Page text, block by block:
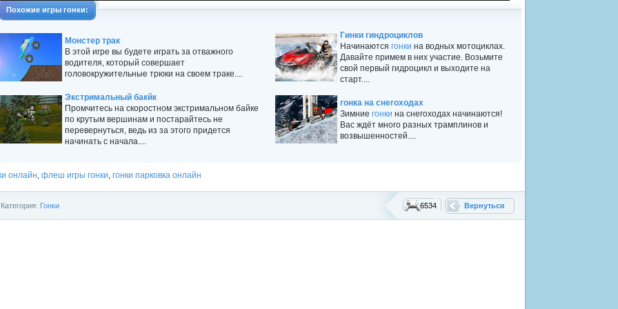
Похожие игры гонки:
Монстер трак
В этой игре вы будете играть за отважного
водителя, который совершает
головокружительные трюки на своем траке....
Гинки гиндроциклов
Начинаются гонки на водных мотоциклах.
Давайте примем в них участие. Возьмите
свой первый гидроцикл и выходите на
старт....
Экстримальный бакйк
Промчитесь на скоростном экстримальном байке
по крутым вершинам и постарайтесь не
перевернуться, ведь из за этого придется
начинать с начала....
гонка на снегоходах
Зимние гонки на снегоходах начинаются!
Вас ждёт много разных трамплинов и
возвышенностей....
онлайн, флеш игры гонки, гонки парковка онлайн
Вернуться
6534
Категория: Гонки